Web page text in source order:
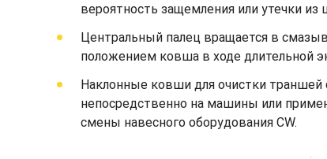
вероятность защемления или утечки из
Центральный палец вращается в
положением ковша в ходе длительной
Наклонные ковши для очистки
непосредственно на машины или
смены навесного оборудования CW.